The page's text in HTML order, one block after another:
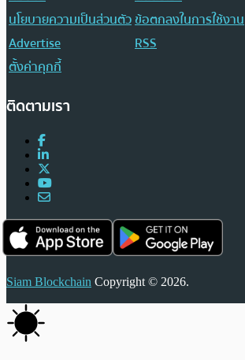
นโยบายความเป็นส่วนตัวข้อตกลงในการใช้งาน
Advertise
RSS
ตั้งค่าคุกกี้
ติดตามเรา
Siam Blockchain Copyright © 2026.